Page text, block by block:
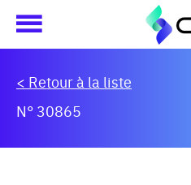
< Retour à la liste
N° 30865